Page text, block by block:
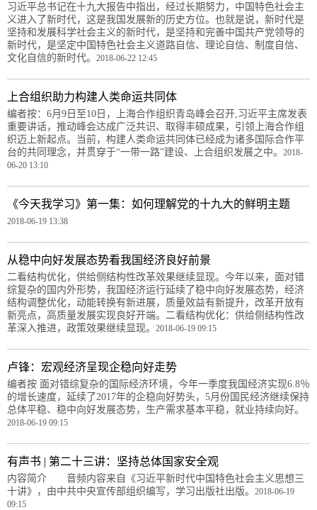
习近平总书记在十九大报告中指出，经过长期努力，中国特色社会主
义进入了新时代，这是我国发展新的历史方位。也就是说，新时代是
坚持和发展科学社会主义的新时代，是坚持和完善中国共产党领导的
新时代，是坚定中国特色社会主义道路自信、理论自信、制度自信、
文化自信的新时代。 2018-06-22 12:45
上合组织助力构建人类命运共同体
编者按：6月9日至10日，上海合作组织青岛峰会召开,习近平主席发表
重要讲话，推动峰会达成广泛共识、取得丰硕成果，引领上海合作组
织迈上新起点。当前，构建人类命运共同体已经成为诸多国际合作平
台的共同理念，并贯穿于“一带一路”建设、上合组织发展之中。 2018-
06-20 13:10
《今天我学习》第一集：如何理解党的十九大的鲜明主题
2018-06-19 13:38
从稳中向好发展态势看我国经济良好前景
二看结构优化，供给侧结构性改革效果继续显现。今年以来，面对错
综复杂的国内外形势，我国经济运行延续了稳中向好发展态势，经济
结构调整优化，动能转换有新进展，质量效益有新提升，改革开放有
新亮点，高质量发展实现良好开端。二看结构优化：供给侧结构性改
革深入推进，政策效果继续显现。 2018-06-19 09:15
卢锋：宏观经济呈现企稳向好走势
编者按 面对错综复杂的国际经济环境，今年一季度我国经济实现6.8％
的增长速度，延续了2017年的企稳向好势头，5月份国民经济继续保持
总体平稳、稳中向好发展态势，生产需求基本平稳，就业持续向好。
2018-06-19 09:15
有声书 | 第二十三讲：坚持总体国家安全观
内容简介 音频内容来自《习近平新时代中国特色社会主义思想三
十讲》，由中共中央宣传部组织编写，学习出版社出版。 2018-06-19
09:15